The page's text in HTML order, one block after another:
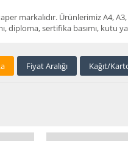
markalıdır. Ürünlerimiz A4,
diploma, sertifika basımı,
Fiyat Aralığı Kağıt/